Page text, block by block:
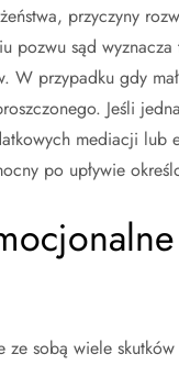
przyczyny
pozwu sąd
W przypadku gdy
Jeśli
mediacji
po upływie
ze sobą wiele skutków